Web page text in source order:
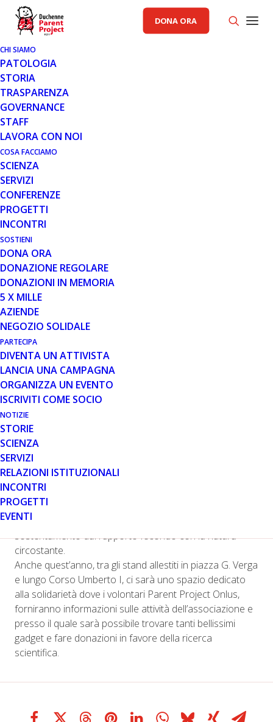
DONA ORA
CHI SIAMO
PATOLOGIA
STORIA
TRASPARENZA
GOVERNANCE
STAFF
LAVORA CON NOI
COSA FACCIAMO
SCIENZA
SERVIZI
CONFERENZE
PROGETTI
INCONTRI
SOSTIENI
DONA ORA
DONAZIONE REGOLARE
DONAZIONI IN MEMORIA
5 X MILLE
AZIENDE
NEGOZIO SOLIDALE
PARTECIPA
DIVENTA UN ATTIVISTA
LANCIA UNA CAMPAGNA
ORGANIZZA UN EVENTO
ISCRIVITI COME SOCIO
NOTIZIE
STORIE
SCIENZA
SERVIZI
RELAZIONI ISTITUZIONALI
INCONTRI
PROGETTI
EVENTI
RACCOLTA FONDI PP
3 OTT 2013
LA SAGRA DEL MIELE DI
SORTINO OSPITA PARENT
PROJECT
Si svolgerà dal 4 al 6 ottobre a Sortino, in provincia di
Siracusa, la famosa Sagra del miele e dei Prodotti Tipici
Locali, un importante appuntamento che coinvolge tutta
la cittadinanza e che ogni anno vede crescere il numero
dei visitatori arrivando a superare le cinquantamila
persone. Durante l’evento, che si fonda sull’antica
tradizione delle famiglie sortinesi dedite all’apicoltura,
decine di apicoltori (detti fasciddari) offriranno i vari tipi
di miele ibleo e gli ottimi dolci tipici (piretti, pignoccata,
torrone, sanfurricchi).
Ma la Sagra non è solo dolcissime degustazioni di
“miele” e di altri pregevoli prodotti del territorio, ma
anche iniziative culturali e tanta musica, spettacoli ed
ancora tradizione. Tappa obbligata per riscoprire la
cultura iblea, è la visita alla Casa Museo dell’apicoltura
tradizionale, “A Casa do’ Fascitraru”, infatti, racchiude
secoli di tradizione e di impegno popolare che trae
sostentamento dal rapporto fecondo con la natura
circostante.
Anche quest’anno, tra gli stand allestiti in piazza G. Verga
e lungo Corso Umberto I, ci sarà uno spazio dedicato
alla solidarietà dove i volontari Parent Project Onlus,
forniranno informazioni sulle attività dell’associazione e
presso il quale sarà possibile trovare tanti bellissimi
gadget e fare donazioni in favore della ricerca
scientifica.